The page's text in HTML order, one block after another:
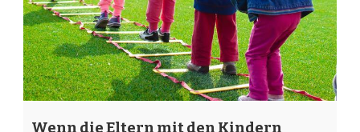
Wenn die Eltern mit den Kindern
laufen gehen …